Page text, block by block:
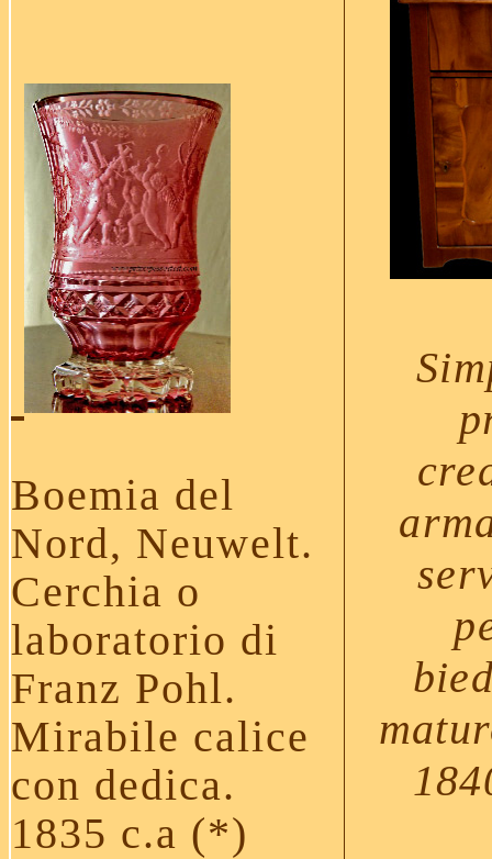
Boemia del
Nord, Neuwelt.
Cerchia o
laboratorio di
Franz Pohl.
Mirabile calice
con dedica.
1835 c.a (*)